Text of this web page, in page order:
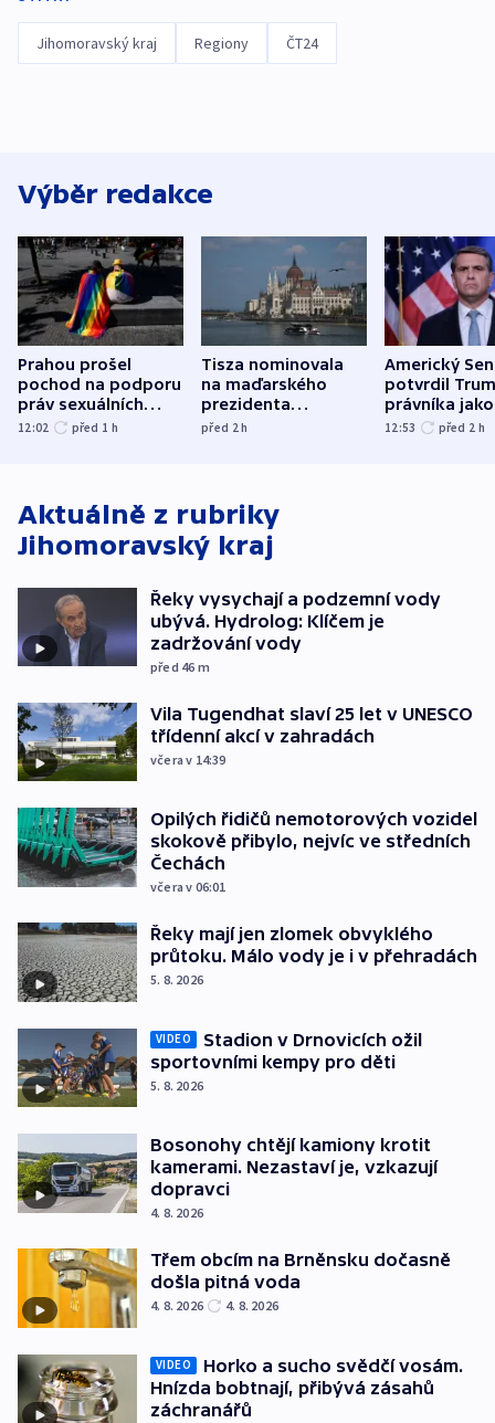
Jihomoravský kraj Regiony ČT24
Výběr redakce
Prahou prošel
pochod na podporu
práv sexuálních
menšin
12:02 před 1 h
Tisza nominovala
na maďarského
prezidenta
bývalého šéfa
před 2h
Americký
potvrdil
právníka jako
ministra
12:53 před 2 h
Aktuálně z rubriky
Jihomoravský kraj
Řeky vysychají a podzemní vody
ubývá. Hydrolog: Klíčem je
zadržování vody
před 46 m
Vila Tugendhat slaví 25 let v UNESCO
třídenní akcí v zahradách
včera v 14:39
Opilých řidičů nemotorových vozidel
skokově přibylo, nejvíc ve středních
Čechách
včera v 06:01
Řeky mají jen zlomek obvyklého
průtoku. Málo vody je i v přehradách
5. 8. 2026
VIDEO
Stadion v Drnovicích ožil
sportovními kempy pro děti
5. 8. 2026
Bosonohy chtějí kamiony krotit
kamerami. Nezastaví je, vzkazují
dopravci
4. 8. 2026
Třem obcím na Brněnsku dočasně
došla pitná voda
4. 8. 2026 4. 8. 2026
VIDEO
Horko a sucho svědčí vosám.
Hnízda bobtnají, přibývá zásahů
záchranářů